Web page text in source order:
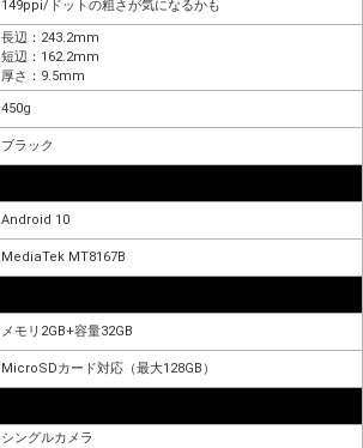
149ppi/ドットの粗さが気になるかも
長辺：243.2mm
短辺：162.2mm
厚さ：9.5mm
450g
ブラック
Android 10
MediaTek MT8167B
メモリ2GB+容量32GB
MicroSDカード対応（最大128GB）
シングルカメラ